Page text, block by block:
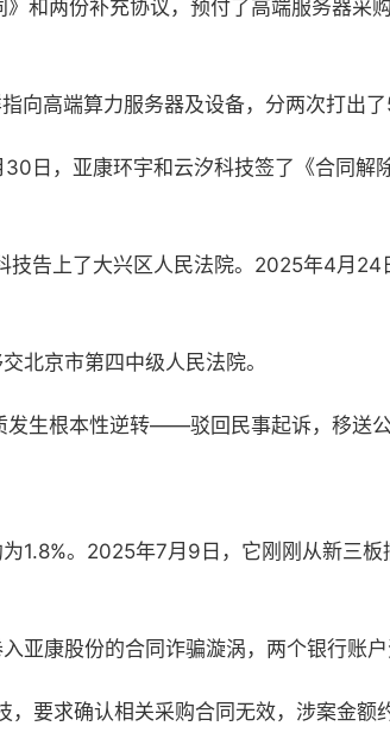
和两份补充协议，预付了高端服务器采
向高端算力服务器及设备，分两次打出了
30 日，亚康环宇和云汐科技签了《合同解
技告上了大兴区人民法院。 2025年4月 24
北京市第四中级人民法院。
生根本性逆转——驳回民事起诉，移送公
1.8%。 2025年7月 9 日，它刚刚从新三
亚康股份的合同诈骗漩涡，两个银行账户
要求确认相关采购合同无效，涉案金额